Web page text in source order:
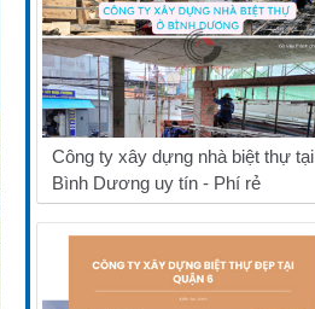
Công ty xây dựng nhà biệt thự tại
Bình Dương uy tín - Phí rẻ